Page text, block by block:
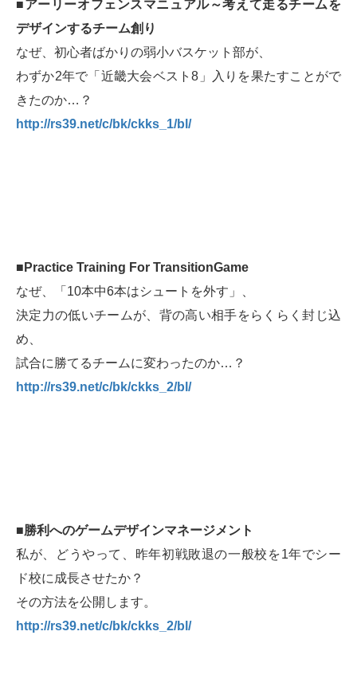
■アーリーオフェンスマニュアル～考えて走るチームを
デザインするチーム創り
なぜ、初心者ばかりの弱小バスケット部が、
わずか2年で「近畿大会ベスト8」入りを果たすことがで
きたのか…？
http://rs39.net/c/bk/ckks_1/bl/
■Practice Training For TransitionGame
なぜ、「10本中6本はシュートを外す」、
決定力の低いチームが、背の高い相手をらくらく封じ込
め、
試合に勝てるチームに変わったのか…？
http://rs39.net/c/bk/ckks_2/bl/
■勝利へのゲームデザインマネージメント
私が、どうやって、昨年初戦敗退の一般校を1年でシー
ド校に成長させたか？
その方法を公開します。
http://rs39.net/c/bk/ckks_2/bl/